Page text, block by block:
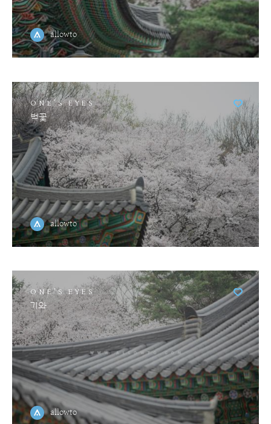
allowto
ONE'S EYES
벚꽃
allowto
ONE'S EYES
기와
allowto